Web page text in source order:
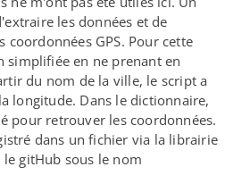
les données et de
GPS. Pour cette
simplifiée en ne prenant en
du nom de la ville, le script a
longitude. Dans le dictionnaire,
pour retrouver les coordonnées.
dans un fichier via la librairie
gitHub sous le nom